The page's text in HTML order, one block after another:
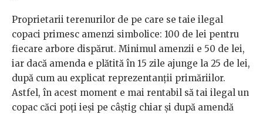
Proprietarii terenurilor de pe care se taie ilegal
copaci primesc amenzi simbolice: 100 de lei pentru
fiecare arbore dispărut. Minimul amenzii e 50 de lei,
iar dacă amenda e plătită în 15 zile ajunge la 25 de lei,
după cum au explicat reprezentanții primăriilor.
Astfel, în acest moment e mai rentabil să tai ilegal un
copac căci poți ieși pe câștig chiar și după amendă